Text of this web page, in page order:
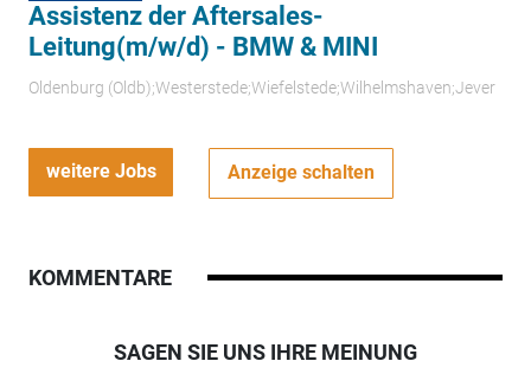
Assistenz der Aftersales-
Leitung(m/w/d) - BMW & MINI
Oldenburg (Oldb);Westerstede;Wiefelstede;Wilhelmshaven;Jever
weitere Jobs Anzeige schalten
KOMMENTARE
SAGEN SIE UNS IHRE MEINUNG